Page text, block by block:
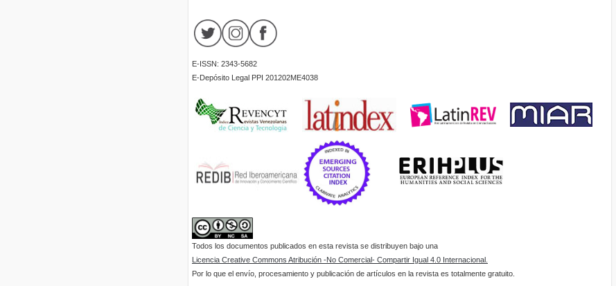
E-ISSN: 2343-5682
E-Depósito Legal PPI 201202ME4038
Todos los documentos publicados en esta revista se distribuyen bajo una
Licencia Creative Commons Atribución -No Comercial- Compartir Igual 4.0 Internacional.
Por lo que el envío, procesamiento y publicación de artículos en la revista es totalmente gratuito.